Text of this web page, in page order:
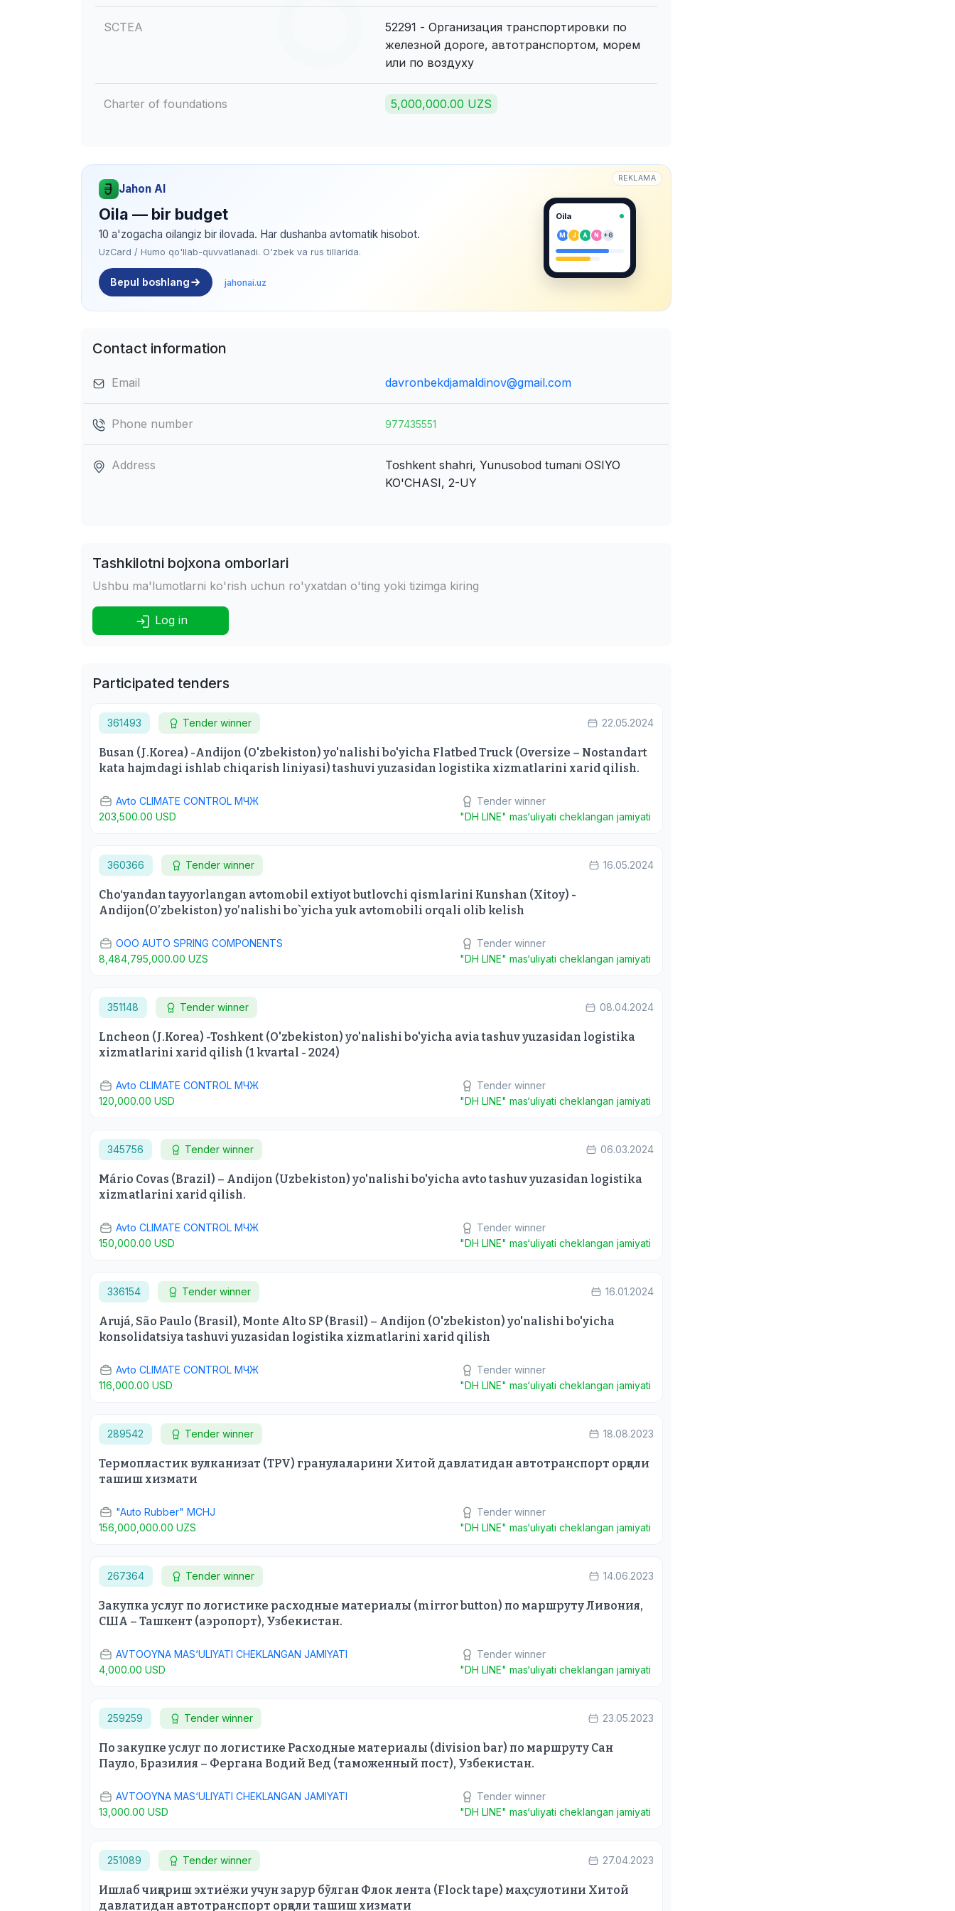
SCTEA
52291 - Организация транспортировки по
железной дороге, автотранспортом, морем
или по воздуху
Charter of foundations 5,000,000.00 UZS
REKLAMA
Jahon AI
Oila — bir budget
10 a'zogacha oilangiz bir ilovada. Har dushanba avtomatik hisobot.
UzCard / Humo qo'llab-quvvatlanadi. O'zbek va rus tillarida.
Bepul boshlang jahonai.uz
Oila
M J A N +6
Contact information
Email davronbekdjamaldinov@gmail.com
Phone number 977435551
Address Toshkent shahri, Yunusobod tumani OSIYO
KO'CHASI, 2-UY
Tashkilotni bojxona omborlari
Ushbu ma'lumotlarni ko'rish uchun ro'yxatdan o'ting yoki tizimga kiring
Log in
Participated tenders
361493 Tender winner 22.05.2024
Busan (J.Korea) -Andijon (O'zbekiston) yo'nalishi bo'yicha Flatbed Truck (Oversize – Nostandart
kata hajmdagi ishlab chiqarish liniyasi) tashuvi yuzasidan logistika xizmatlarini xarid qilish.
Avto CLIMATE CONTROL МЧЖ
203,500.00 USD
Tender winner
"DH LINE" mas‘uliyati cheklangan jamiyati
360366 Tender winner 16.05.2024
Cho‘yandan tayyorlangan avtomobil extiyot butlovchi qismlarini Kunshan (Xitoy) -
Andijon(O’zbekiston) yo’nalishi bo`yicha yuk avtomobili orqali olib kelish
ООО AUTO SPRING COMPONENTS
8,484,795,000.00 UZS
Tender winner
"DH LINE" mas‘uliyati cheklangan jamiyati
351148 Tender winner 08.04.2024
Lncheon (J.Korea) -Toshkent (O'zbekiston) yo'nalishi bo'yicha avia tashuv yuzasidan logistika
xizmatlarini xarid qilish (1 kvartal - 2024)
Avto CLIMATE CONTROL МЧЖ
120,000.00 USD
Tender winner
"DH LINE" mas‘uliyati cheklangan jamiyati
345756 Tender winner 06.03.2024
Mário Covas (Brazil) – Andijon (Uzbekiston) yo'nalishi bo'yicha avto tashuv yuzasidan logistika
xizmatlarini xarid qilish.
Avto CLIMATE CONTROL МЧЖ
150,000.00 USD
Tender winner
"DH LINE" mas‘uliyati cheklangan jamiyati
336154 Tender winner 16.01.2024
Arujá, São Paulo (Brasil), Monte Alto SP (Brasil) – Andijon (O'zbekiston) yo'nalishi bo'yicha
konsolidatsiya tashuvi yuzasidan logistika xizmatlarini xarid qilish
Avto CLIMATE CONTROL МЧЖ
116,000.00 USD
Tender winner
"DH LINE" mas‘uliyati cheklangan jamiyati
289542 Tender winner 18.08.2023
Термопластик вулканизат (TPV) гранулаларини Хитой давлатидан автотранспорт орқали
ташиш хизмати
"Auto Rubber" MCHJ
156,000,000.00 UZS
Tender winner
"DH LINE" mas‘uliyati cheklangan jamiyati
267364 Tender winner 14.06.2023
Закупка услуг по логистике расходные материалы (mirror button) по маршруту Ливония,
США – Ташкент (аэропорт), Узбекистан.
AVTOOYNA MAS‘ULIYATI CHEKLANGAN JAMIYATI
4,000.00 USD
Tender winner
"DH LINE" mas‘uliyati cheklangan jamiyati
259259 Tender winner 23.05.2023
По закупке услуг по логистике Расходные материалы (division bar) по маршруту Сан
Пауло, Бразилия – Фергана Водий Вед (таможенный пост), Узбекистан.
AVTOOYNA MAS‘ULIYATI CHEKLANGAN JAMIYATI
13,000.00 USD
Tender winner
"DH LINE" mas‘uliyati cheklangan jamiyati
251089 Tender winner 27.04.2023
Ишлаб чиқариш эхтиёжи учун зарур бўлган Флок лента (Flock tape) маҳсулотини Хитой
давлатидан автотранспорт орқали ташиш хизмати